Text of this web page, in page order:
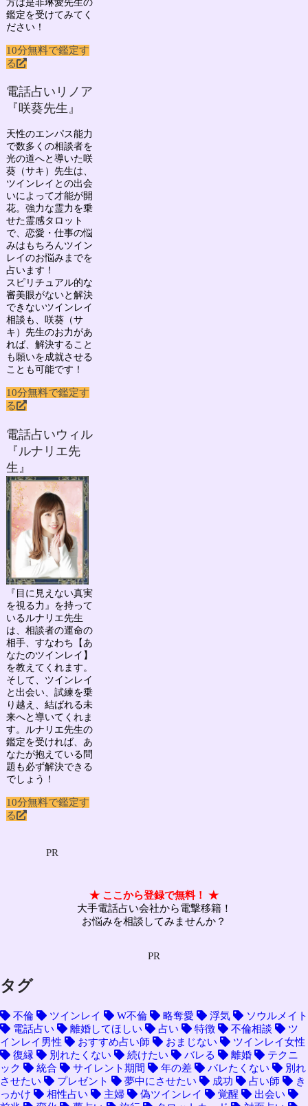
方は是非琳愛先生の
鑑定を受けてみてく
ださい！
10分無料で鑑定す
る
電話占いリノア
『咲葵先生』
天性のエンパス能力
で数多くの相談者を
光の道へと導いた咲
葵（サキ）先生は、
ツインレイとの出会
いによって才能が開
花。強力な霊力を乗
せた霊感タロット
で、 恋愛・仕事の悩
みはもちろんツイン
レイのお悩みまでを
占います！
スピリチュアル的な
審美眼がないと解決
できないツインレイ
相談も、咲葵（サ
キ）先生のお力があ
れば、解決すること
も願いを成就させる
ことも可能です！
10分無料で鑑定す
る
電話占いウィル
『ルナリエ先
生』
『目に見えない真実
を視る力』を持って
いる ルナリエ先生
は、相談者の運命の
相手、すなわち 【あ
なたのツインレイ】
を教えてくれます。
そして、ツインレイ
と出会い、試練を乗
り越え、結ばれる未
来へと導いてくれま
す。ルナリエ先生の
鑑定を受ければ、あ
なたが抱えている問
題も必ず解決できる
でしょう！
10分無料で鑑定す
る
PR
★ ここから登録で無料！ ★
大手電話占い会社から電撃移籍！
お悩みを相談してみませんか？
PR
タグ
不倫 ツインレイ W不倫 略奪愛 浮気
ソウルメイト
電話占い
離婚してほしい 占い 特徴 不倫相談
ツ
インレイ男性
おすすめ占い師 おまじない
ツインレイ女性
復縁
別れたくない 続けたい バレる 離婚
テクニ
ック
統合 サイレント期間 年の差 バレたくない
別れ
させたい
プレゼント 夢中にさせたい 成功 占い師
き
っかけ
相性占い 主婦 偽ツインレイ 覚醒
出会い